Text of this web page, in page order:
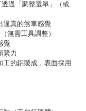
過「調整選單」（或
逼真的煞車感覺
無需工具調整）
覺
緊力
工的鋁製成，表面採用